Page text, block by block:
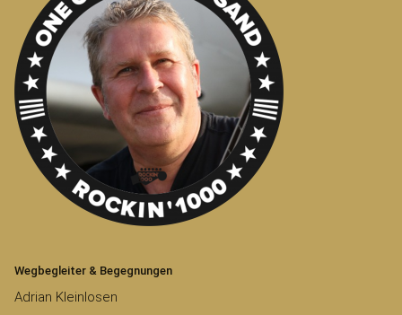
Wegbegleiter & Begegnungen
Adrian Kleinlosen